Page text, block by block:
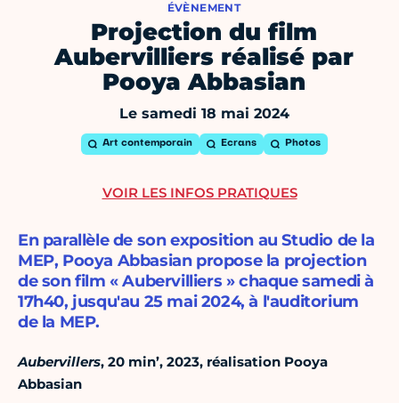
ÉVÈNEMENT
Projection du film
Aubervilliers réalisé par
Pooya Abbasian
Le samedi 18 mai 2024
Art contemporain Ecrans Photos
En parallèle de son exposition au Studio de la
MEP, Pooya Abbasian propose la projection
de son film « Aubervilliers » chaque samedi à
17h40, jusqu'au 25 mai 2024, à l'auditorium
de la MEP.
Aubervillers, 20 min’, 2023, réalisation Pooya
Abbasian
VOIR LES INFOS PRATIQUES